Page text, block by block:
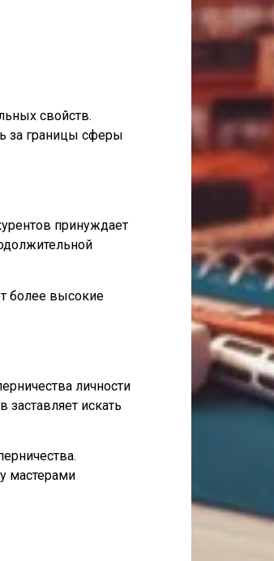
свойств.
за границы сферы
принуждает
более высокие
личности
искать
мастерами